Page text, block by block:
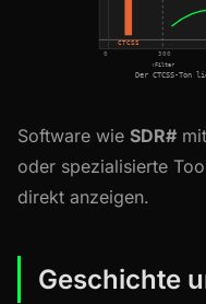
0 300
CTCSS
↑Filter
Der CTCSS-Ton
Software wie SDR#
oder spezialisierte
direkt anzeigen.
Geschichte